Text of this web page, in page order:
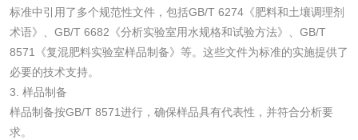
标准中引用了多个规范性文件，包括GB/T 6274《肥料和土壤调理剂
术语》、GB/T 6682《分析实验室用水规格和试验方法》、GB/T
8571《复混肥料实验室样品制备》等。这些文件为标准的实施提供了
必要的技术支持。
3. 样品制备
样品制备按GB/T 8571进行，确保样品具有代表性，并符合分析要
求。
化肥检测 微生物菌剂检测
磷酸肥料检测